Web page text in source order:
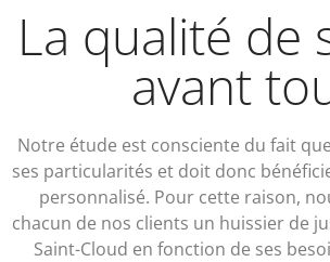
La qualité de
avant
Notre étude est consciente du fait
ses particularités et doit donc
personnalisé. Pour cette raison,
chacun de nos clients un huissier de
Saint-Cloud en fonction de ses